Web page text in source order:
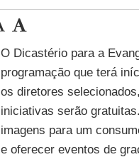
O Dicastério para a
programação que terá
os diretores
iniciativas serão
imagens para um
e oferecer eventos de